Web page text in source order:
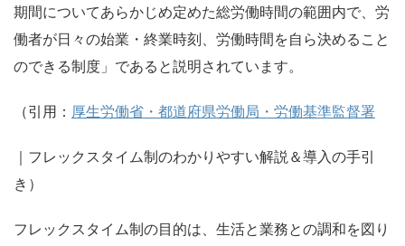
期間についてあらかじめ定めた総労働時間の範囲内で、労
働者が⽇々の始業・終業時刻、労働時間を⾃ら決めること
のできる制度」であると説明されています。
（引用： 厚⽣労働省・都道府県労働局・労働基準監督署
｜フレックスタイム制のわかりやすい解説＆導入の手引
き）
フレックスタイム制の目的は、⽣活と業務との調和を図り